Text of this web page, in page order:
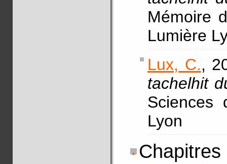
Mémoire
Lumière
Lux, C.,
tachelhit
Sciences
Lyon